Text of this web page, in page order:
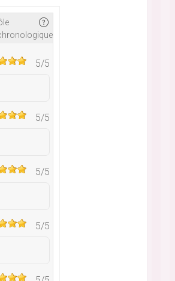
5/5
5/5
5/5
5/5